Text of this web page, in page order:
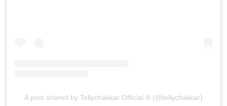
A post shared by Tellychakkar Official ® (@tellychakkar)